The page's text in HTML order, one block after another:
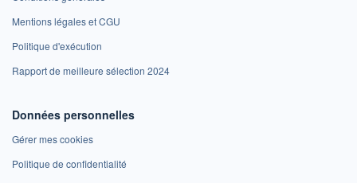
Mentions légales et CGU
Politique d'exécution
Rapport de meilleure sélection 2024
Données personnelles
Gérer mes cookies
Politique de confidentialité